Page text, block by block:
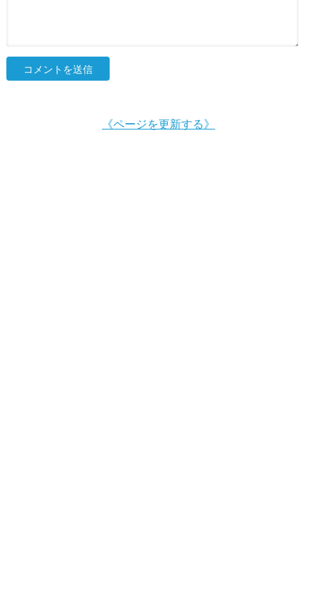
《ページを更新する》